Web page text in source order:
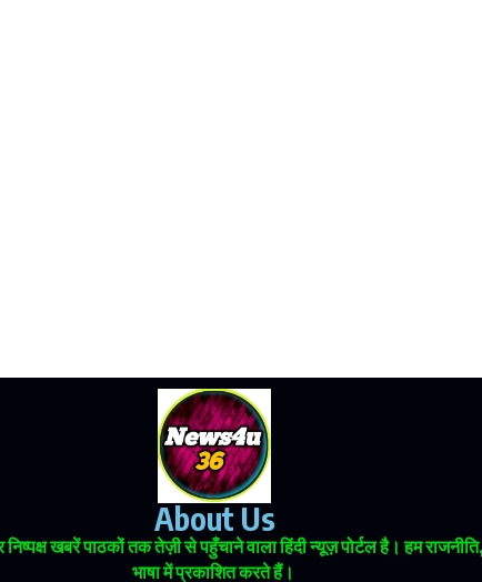
About Us
खबरें पाठकों तक तेज़ी से पहुँचाने वाला हिंदी न्यूज़ पोर्टल है। हम
भाषा में प्रकाशित करते हैं।